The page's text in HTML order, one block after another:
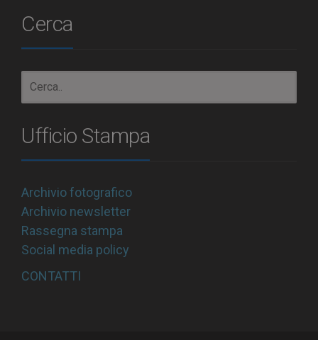
Cerca
Ufficio Stampa
Archivio fotografico
Archivio newsletter
Rassegna stampa
Social media policy
CONTATTI